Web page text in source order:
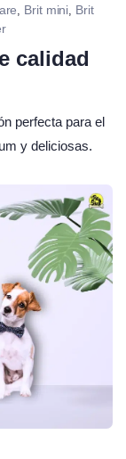
, Brit mini, Brit
calidad
perfecta para el
y deliciosas.